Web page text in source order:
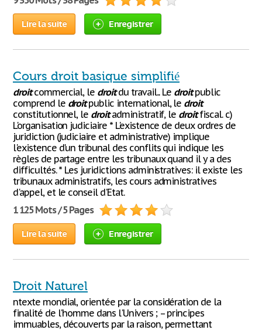
Lire la suite Enregistrer
Cours droit basique simplifié
droitcommercial, le droitdu travail... Le droitpublic
comprend le droitpublic international, le droit
constitutionnel, le droitadministratif, le droitfiscal. c)
L'organisation judiciaire * L'existence de deux ordres de
juridiction (judiciaire et administrative) implique
l'existence d'un tribunal des conflits qui indique les
règles de partage entre les tribunaux quand il y a des
difficultés. * Les juridictions administratives: il existe les
tribunaux administratifs, les cours administratives
d'appel, et le conseil d'Etat.
1 125 Mots / 5 Pages
Lire la suite Enregistrer
Droit Naturel
ntexte mondial, orientée par la considération de la
finalité de l'homme dans l'Univers ; – principes
immuables, découverts par la raison, permettant